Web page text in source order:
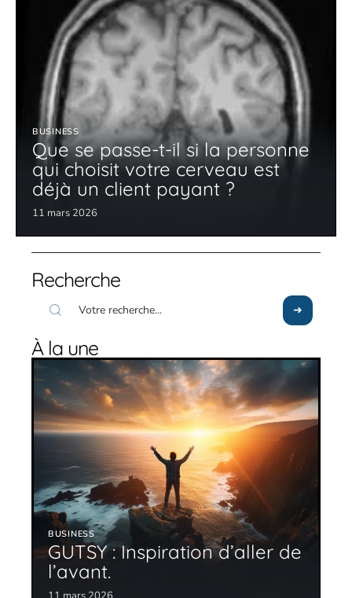
BUSINESS
Que se passe-t-il si la personne
qui choisit votre cerveau est
déjà un client payant ?
11 mars 2026
Recherche
À la une
BUSINESS
GUTSY : Inspiration d’aller de
l’avant.